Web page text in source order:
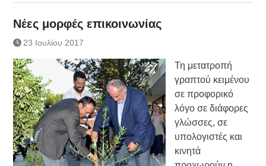
Νέες μορφές επικοινωνίας
23 Ιουλίου 2017
Τη μετατροπή
γραπτού κειμένου
σε προφορικό
λόγο σε διάφορες
γλώσσες, σε
υπολογιστές και
κινητά